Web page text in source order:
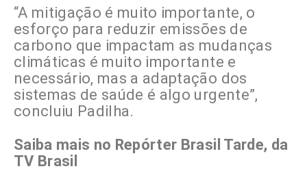
“A mitigação é muito importante, o
esforço para reduzir emissões de
carbono que impactam as mudanças
climáticas é muito importante e
necessário, mas a adaptação dos
sistemas de saúde é algo urgente”,
concluiu Padilha.
Saiba mais no Repórter Brasil Tarde, da
TV Brasil